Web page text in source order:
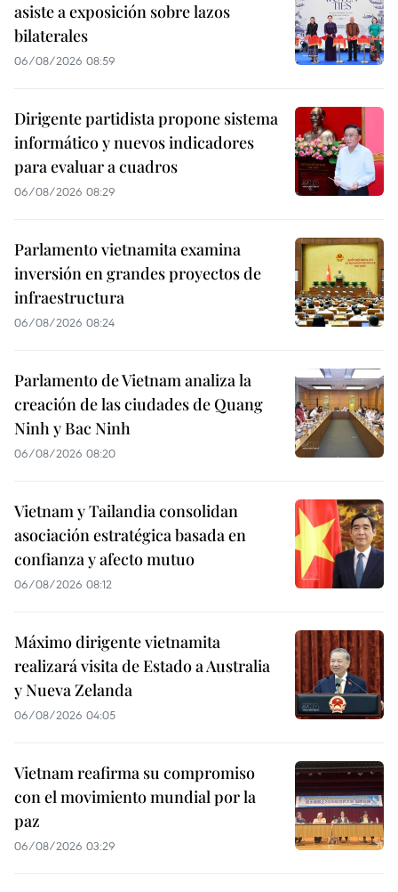
asiste a exposición sobre lazos
bilaterales
06/08/2026 08:59
Dirigente partidista propone sistema
informático y nuevos indicadores
para evaluar a cuadros
06/08/2026 08:29
Parlamento vietnamita examina
inversión en grandes proyectos de
infraestructura
06/08/2026 08:24
Parlamento de Vietnam analiza la
creación de las ciudades de Quang
Ninh y Bac Ninh
06/08/2026 08:20
Vietnam y Tailandia consolidan
asociación estratégica basada en
confianza y afecto mutuo
06/08/2026 08:12
Máximo dirigente vietnamita
realizará visita de Estado a Australia
y Nueva Zelanda
06/08/2026 04:05
Vietnam reafirma su compromiso
con el movimiento mundial por la
paz
06/08/2026 03:29